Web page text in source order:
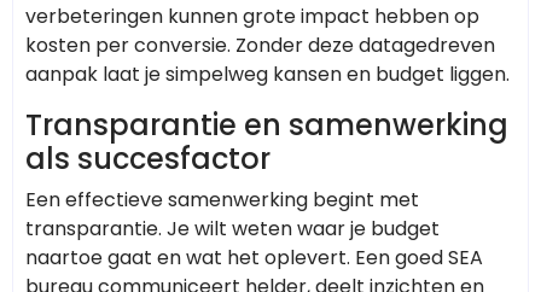
verbeteringen kunnen grote impact hebben op
kosten per conversie. Zonder deze datagedreven
aanpak laat je simpelweg kansen en budget liggen.
Transparantie en samenwerking
als succesfactor
Een effectieve samenwerking begint met
transparantie. Je wilt weten waar je budget
naartoe gaat en wat het oplevert. Een goed SEA